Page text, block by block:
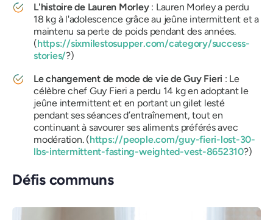
L'histoire de Lauren Morley: Lauren Morley a perdu
18 kg à l'adolescence grâce au jeûne intermittent et a
maintenu sa perte de poids pendant des années.
(https://sixmilestosupper.com/category/success-
stories/?)
Le changement de mode de vie de Guy Fieri : Le
célèbre chef Guy Fieri a perdu 14 kg en adoptant le
jeûne intermittent et en portant un gilet lesté
pendant ses séances d’entraînement, tout en
continuant à savourer ses aliments préférés avec
modération. (https://people.com/guy-fieri-lost-30-
lbs-intermittent-fasting-weighted-vest-8652310?)
Défis communs